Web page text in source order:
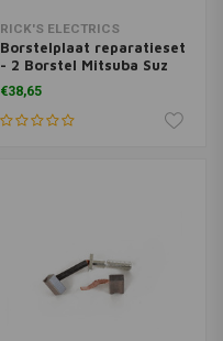
RICK'S ELECTRICS
Borstelplaat reparatieset
- 2 Borstel Mitsuba Suz
11-18 GSXR600 11-18
GSXR750 15-18 GSXS750
€38,65